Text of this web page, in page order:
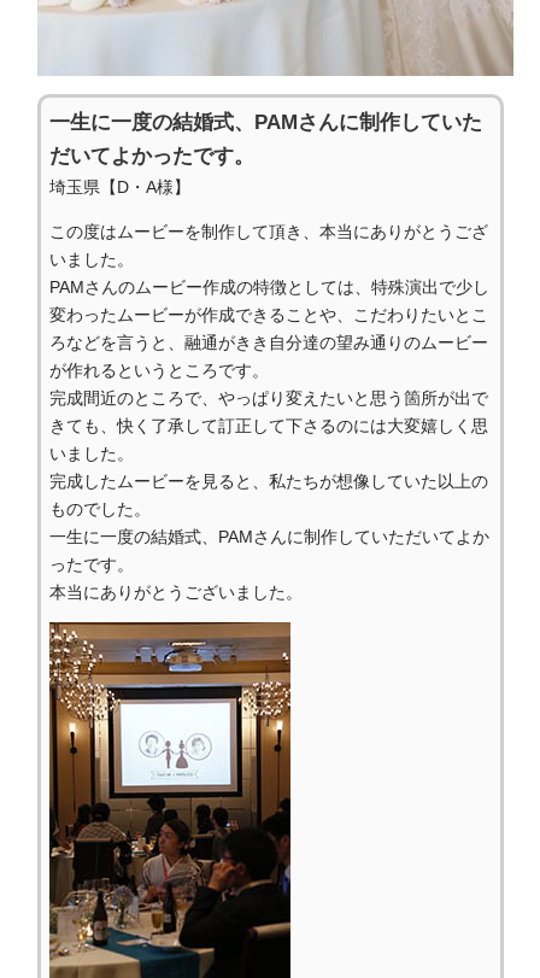
一生に一度の結婚式、PAMさんに制作していた
だいてよかったです。
埼玉県【D・A様】
この度はムービーを制作して頂き、本当にありがとうござ
いました。
PAMさんのムービー作成の特徴としては、特殊演出で少し
変わったムービーが作成できることや、こだわりたいとこ
ろなどを言うと、融通がきき自分達の望み通りのムービー
が作れるというところです。
完成間近のところで、やっぱり変えたいと思う箇所が出で
きても、快く了承して訂正して下さるのには大変嬉しく思
いました。
完成したムービーを見ると、私たちが想像していた以上の
ものでした。
一生に一度の結婚式、PAMさんに制作していただいてよか
ったです。
本当にありがとうございました。